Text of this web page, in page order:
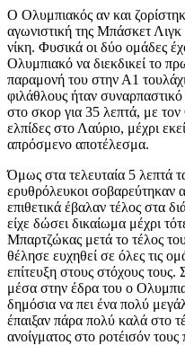
Ο Ολυμπιακός αν και
αγωνιστική της Μπάσκετ
νίκη. Φυσικά οι δύο ομάδες
Ολυμπιακό να διεκδικεί το
παραμονή του στην Α1
φιλάθλους ήταν
στο σκορ για 35 λεπτά, με τον
ελπίδες στο Λαύριο, μέχρι
απρόσμενο αποτέλεσμα.
Όμως στα τελευταία 5 λεπτά
ερυθρόλευκοι σοβαρεύτηκαν
επιθετικά έβαλαν τέλος στα
είχε δώσει δικαίωμα μέχρι
Μπαρτζώκας μετά το τέλος
θέλησε ευχηθεί σε όλες τις
επίτευξη στους στόχους
μέσα στην έδρα του ο
δημόσια να πει ένα πολύ
έπαιξαν πάρα πολύ καλά στο
ανοίγματος στο ροτέισόν